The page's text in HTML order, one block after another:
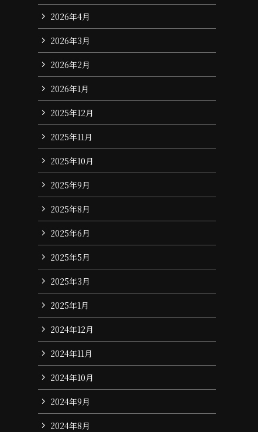
2026年4月
2026年3月
2026年2月
2026年1月
2025年12月
2025年11月
2025年10月
2025年9月
2025年8月
2025年6月
2025年5月
2025年3月
2025年1月
2024年12月
2024年11月
2024年10月
2024年9月
2024年8月